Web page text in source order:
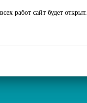
работ сайт будет открыт.